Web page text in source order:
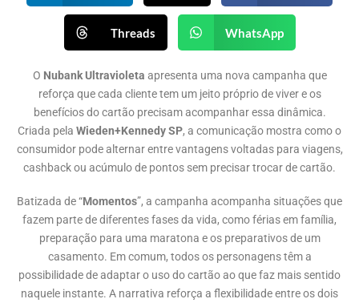
Threads WhatsApp
O Nubank Ultravioleta apresenta uma nova campanha que
reforça que cada cliente tem um jeito próprio de viver e os
benefícios do cartão precisam acompanhar essa dinâmica.
Criada pela Wieden+Kennedy SP, a comunicação mostra como o
consumidor pode alternar entre vantagens voltadas para viagens,
cashback ou acúmulo de pontos sem precisar trocar de cartão.
Batizada de “Momentos”, a campanha acompanha situações que
fazem parte de diferentes fases da vida, como férias em família,
preparação para uma maratona e os preparativos de um
casamento. Em comum, todos os personagens têm a
possibilidade de adaptar o uso do cartão ao que faz mais sentido
naquele instante. A narrativa reforça a flexibilidade entre os dois